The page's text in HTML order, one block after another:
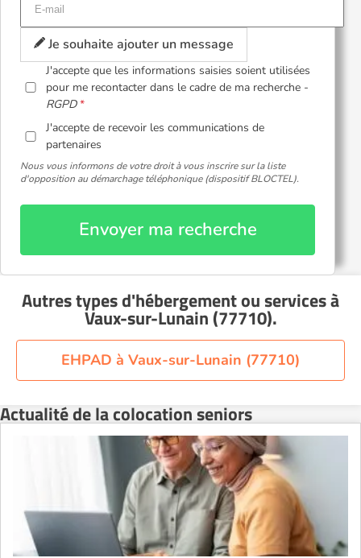
Je souhaite ajouter un message
J'accepte que les informations saisies soient utilisées
pour me recontacter dans le cadre de ma recherche -
RGPD
J'accepte de recevoir les communications de
partenaires
Nous vous informons de votre droit à vous inscrire sur la liste
d'opposition au démarchage téléphonique (dispositif BLOCTEL).
Envoyer ma recherche
Autres types d'hébergement ou servicesà
Vaux-sur-Lunain (77710).
EHPAD à Vaux-sur-Lunain (77710)
Actualité de la colocation seniors